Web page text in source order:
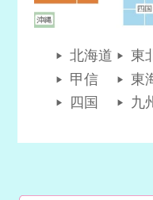
北海道 東
甲信
東
四国
九